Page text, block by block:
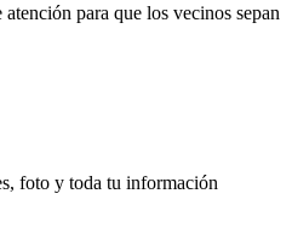
para que los vecinos sepan
foto y toda tu información